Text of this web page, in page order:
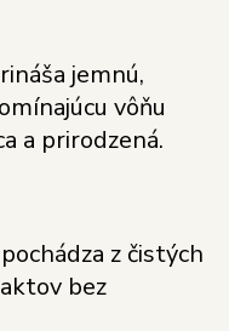
jemnú,
vôňu
a prirodzená.
z čistých
bez